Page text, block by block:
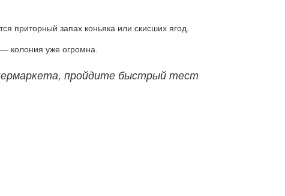
приторный запах коньяка или скисших ягод.
колония уже огромна.
пройдите быстрый тест